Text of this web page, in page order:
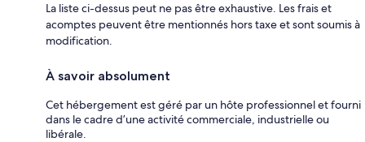
La liste ci-dessus peut ne pas être exhaustive. Les frais et
acomptes peuvent être mentionnés hors taxe et sont soumis à
modification.
À savoir absolument
Cet hébergement est géré par un hôte professionnel et fourni
dans le cadre d’une activité commerciale, industrielle ou
libérale.